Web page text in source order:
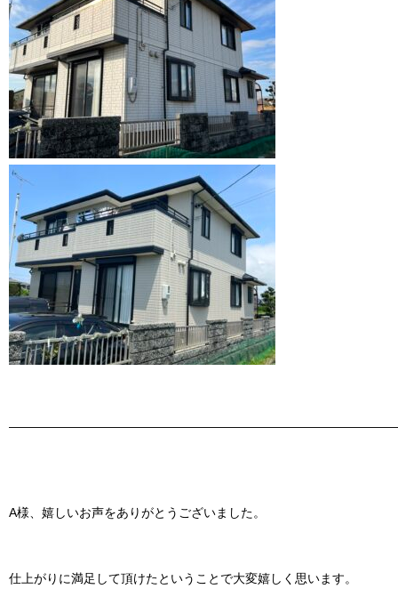
A様、嬉しいお声をありがとうございました。
仕上がりに満足して頂けたということで大変嬉しく思います。